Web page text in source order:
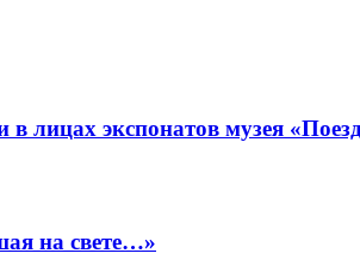
лицах экспонатов музея
на свете…»